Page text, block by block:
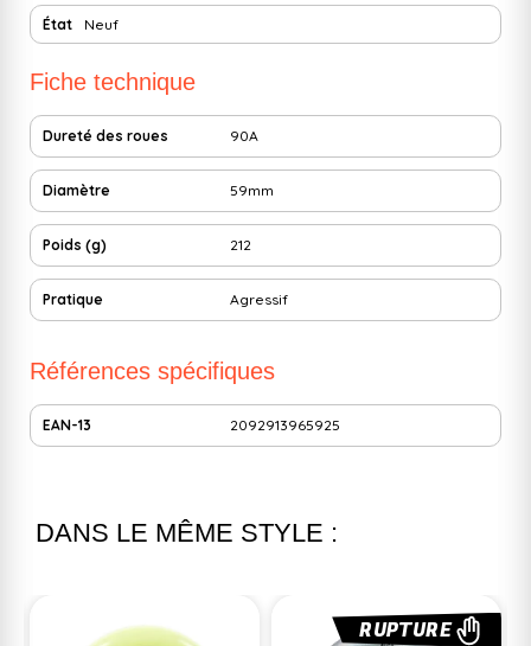
État Neuf
Fiche technique
Dureté des roues 90A
Diamètre 59mm
Poids (g) 212
Pratique Agressif
Références spécifiques
EAN-13 2092913965925
DANS LE MÊME STYLE :
RUPTURE